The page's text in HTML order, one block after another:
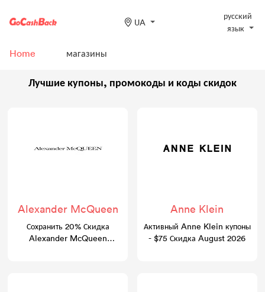
UA
русский
язык
Home магазины
Лучшие купоны, промокоды и коды скидок
Alexander McQueen
Сохранить 20% Скидка
Alexander McQueen
Anne Klein
Активный Anne Klein купоны
- $75 Скидка August 2026